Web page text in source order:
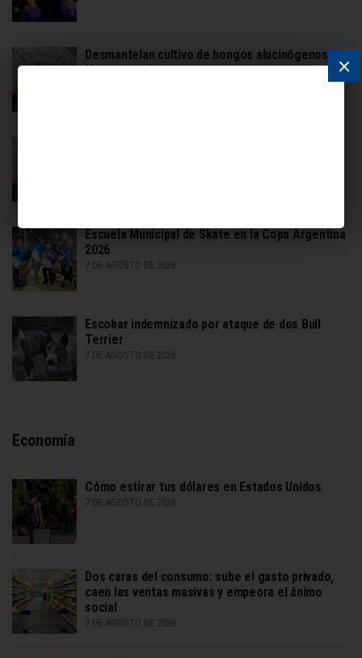
Desmantelan cultivo de hongos alucinógenos en
Maquinista Savio
Escuela Municipal de Skate en la Copa Argentina
2026
7 DE AGOSTO DE 2026
Escobar indemnizado por ataque de dos Bull
Terrier
7 DE AGOSTO DE 2026
Economía
Cómo estirar tus dólares en Estados Unidos
7 DE AGOSTO DE 2026
Dos caras del consumo: sube el gasto privado,
caen las ventas masivas y empeora el ánimo
social
7 DE AGOSTO DE 2026
×